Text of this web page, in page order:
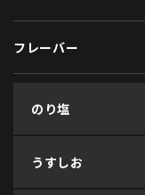
フレーバー
のり塩
うすしお